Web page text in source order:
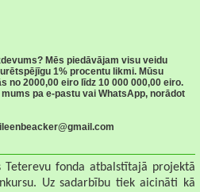
Mēs piedāvājam visu veidu
1% procentu likmi. Mūsu
no 2000,00 eiro līdz 10 000 000,00 eiro.
pa e-pastu vai WhatsApp, norādot
Teterevu fonda atbalstītajā projektā
Uz sadarbību tiek aicināti kā